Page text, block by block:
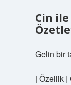
Cin
Gelin bir
| Özellik |